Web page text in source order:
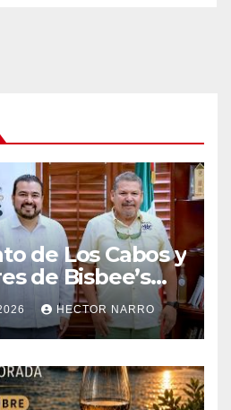
de Los Cabos y
de Bisbee’s
para
HECTOR NARRO